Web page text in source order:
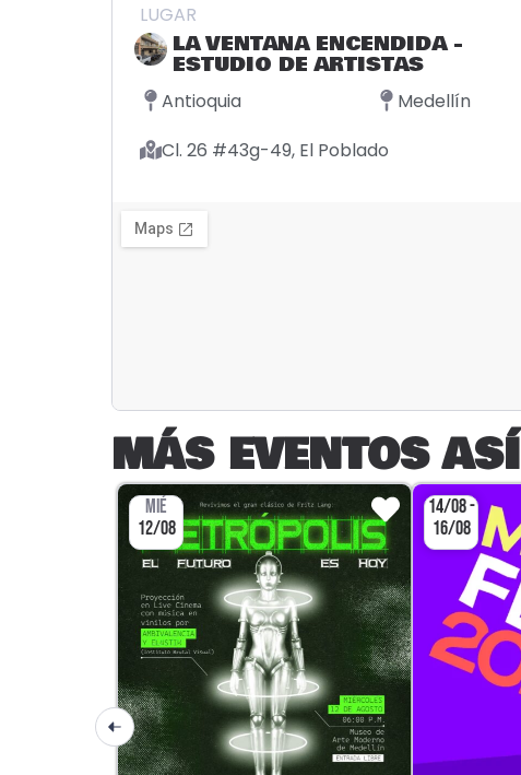
LUGAR
LA VENTANA ENCENDIDA -
ESTUDIO DE ARTISTAS
Antioquia
Medellín
Cl. 26 #43g-49, El Poblado
MÁS EVENTOS ASÍ
MIÉ
12/08
14/08 -
16/08